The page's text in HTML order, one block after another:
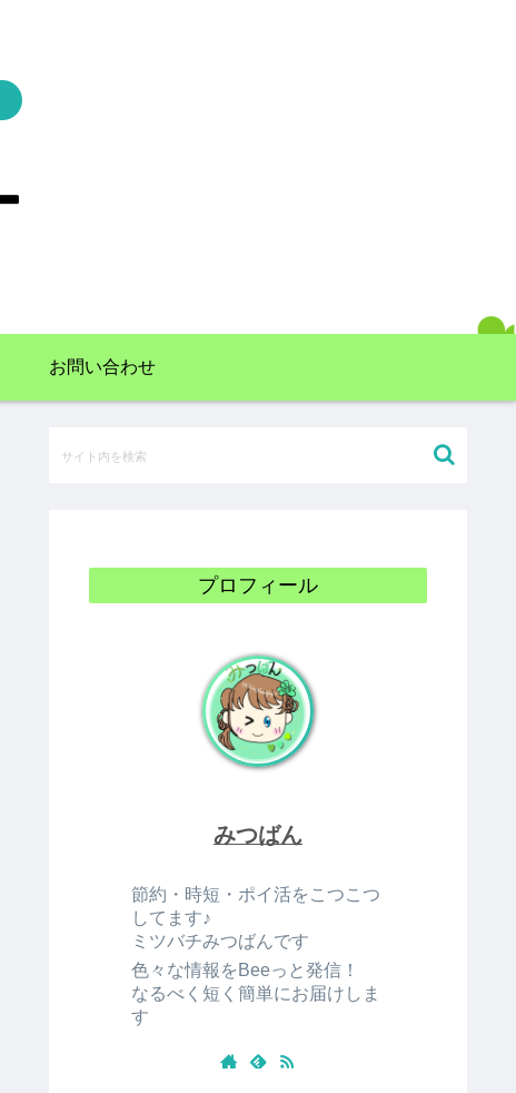
お問い合わせ
プロフィール
みつばん
節約・時短・ポイ活をこつこつ
してます♪
ミツバチみつばんです
色々な情報をBeeっと発信！
なるべく短く簡単にお届けしま
す